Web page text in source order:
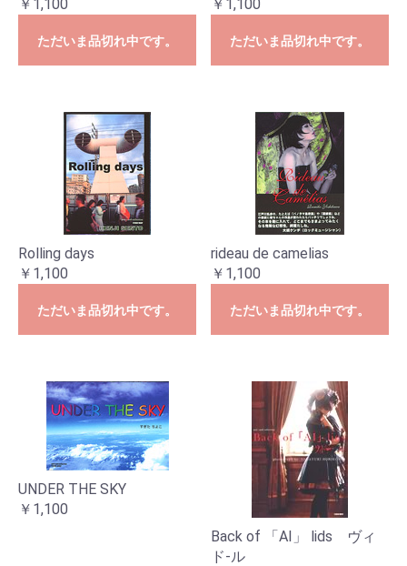
￥1,100
ただいま品切れ中です。
￥1,100
ただいま品切れ中です。
Rolling days
￥1,100
ただいま品切れ中です。
rideau de camelias
￥1,100
ただいま品切れ中です。
UNDER THE SKY
￥1,100
Back of 「AI」 lids ヴィ
ド-ル